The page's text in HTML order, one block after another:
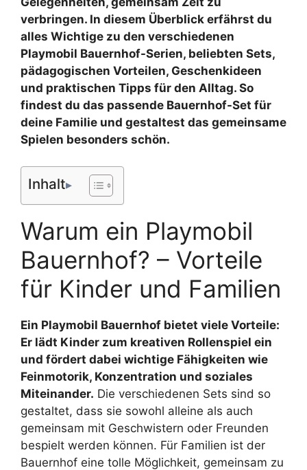
verbringen. In diesem Überblick erfährst du
alles Wichtige zu den verschiedenen
Playmobil Bauernhof-Serien, beliebten Sets,
pädagogischen Vorteilen, Geschenkideen
und praktischen Tipps für den Alltag. So
findest du das passende Bauernhof-Set für
deine Familie und gestaltest das gemeinsame
Spielen besonders schön.
Inhalt
Warum ein Playmobil
Bauernhof? – Vorteile
für Kinder und Familien
Ein Playmobil Bauernhof bietet viele Vorteile:
Er lädt Kinder zum kreativen Rollenspiel ein
und fördert dabei wichtige Fähigkeiten wie
Feinmotorik, Konzentration und soziales
Miteinander. Die verschiedenen Sets sind so
gestaltet, dass sie sowohl alleine als auch
gemeinsam mit Geschwistern oder Freunden
bespielt werden können. Für Familien ist der
Bauernhof eine tolle Möglichkeit, gemeinsam zu